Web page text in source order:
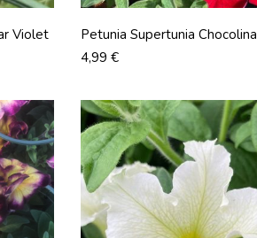
Violet
Petunia Supertunia Chocolina
Prix
4,99 €